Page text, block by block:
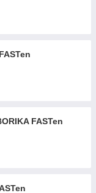
FASTen